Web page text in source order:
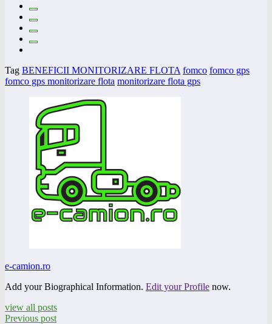
Tag BENEFICII MONITORIZARE FLOTA fomco fomco gps
fomco gps monitorizare flota monitorizare flota gps
e-camion.ro
Add your Biographical Information. Edit your Profile now.
view all posts
Previous post